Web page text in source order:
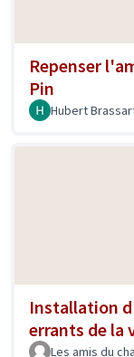
Repenser
Pin
Hubert
Installation
errants de la
Les amis du